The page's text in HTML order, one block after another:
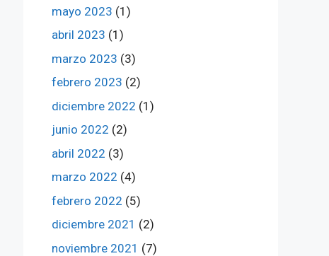
mayo 2023 (1)
abril 2023 (1)
marzo 2023 (3)
febrero 2023 (2)
diciembre 2022 (1)
junio 2022 (2)
abril 2022 (3)
marzo 2022 (4)
febrero 2022 (5)
diciembre 2021 (2)
noviembre 2021 (7)